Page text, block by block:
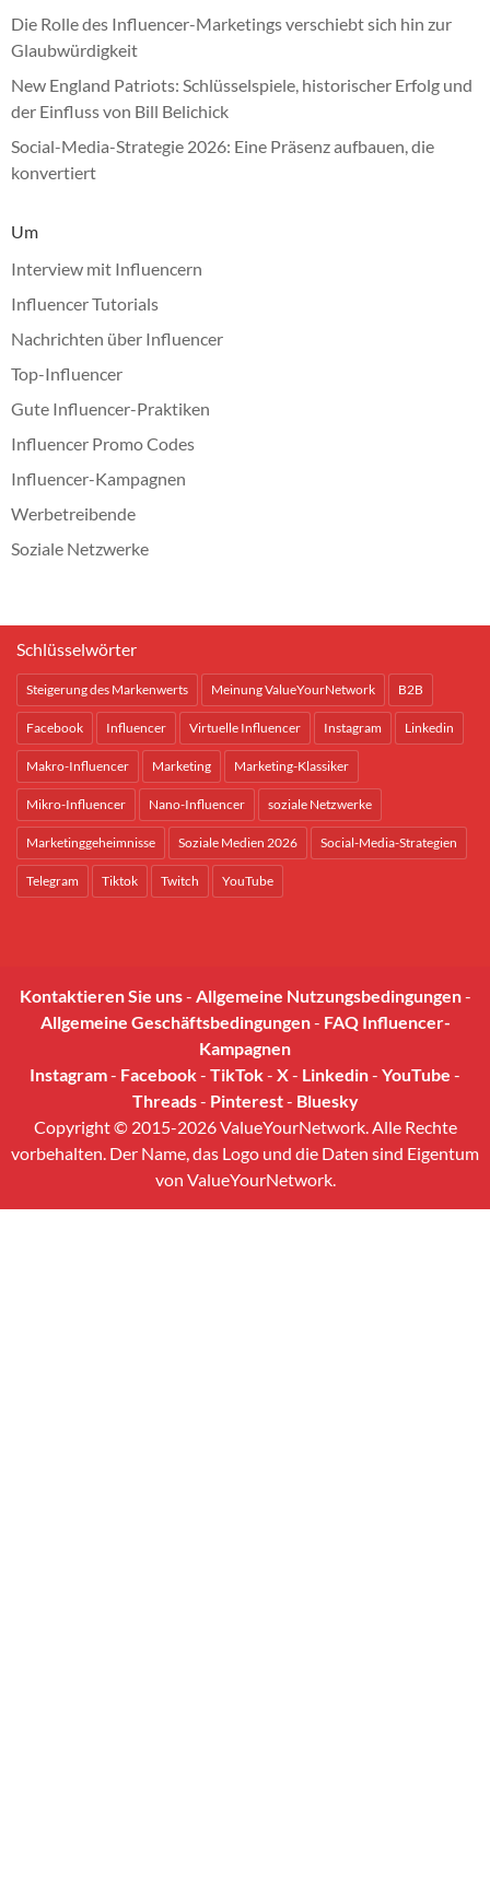
Die Rolle des Influencer-Marketings verschiebt sich hin zur
Glaubwürdigkeit
New England Patriots: Schlüsselspiele, historischer Erfolg und
der Einfluss von Bill Belichick
Social-Media-Strategie 2026: Eine Präsenz aufbauen, die
konvertiert
Um
Interview mit Influencern
Influencer Tutorials
Nachrichten über Influencer
Top-Influencer
Gute Influencer-Praktiken
Influencer Promo Codes
Influencer-Kampagnen
Werbetreibende
Soziale Netzwerke
Schlüsselwörter
Steigerung des Markenwerts Meinung ValueYourNetwork B2B
Facebook Influencer Virtuelle Influencer Instagram Linkedin
Makro-Influencer Marketing Marketing-Klassiker
Mikro-Influencer Nano-Influencer soziale Netzwerke
Marketinggeheimnisse Soziale Medien 2026 Social-Media-Strategien
Telegram Tiktok Twitch YouTube
Kontaktieren Sie uns- Allgemeine Nutzungsbedingungen-
Allgemeine Geschäftsbedingungen- FAQ Influencer-
Kampagnen
Instagram- Facebook- TikTok- X- Linkedin- YouTube -
Threads- Pinterest- Bluesky
Copyright © 2015-2026 ValueYourNetwork. Alle Rechte
vorbehalten. Der Name, das Logo und die Daten sind Eigentum
von ValueYourNetwork.